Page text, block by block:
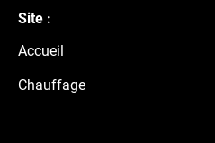
Site :
Accueil
Chauffage